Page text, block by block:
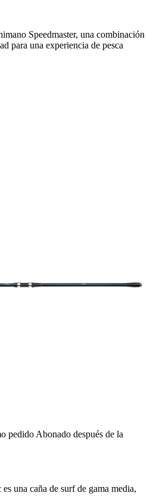
Speedmaster, una combinación
para una experiencia de pesca
pedido Abonado después de la
una caña de surf de gama media,